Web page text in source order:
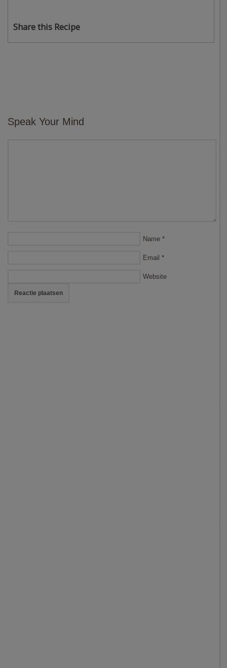
Share this Recipe
Speak Your Mind
Name *
Email *
Website